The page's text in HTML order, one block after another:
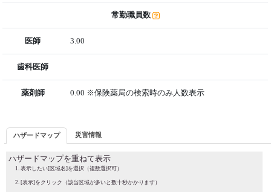
常勤職員数
医師 3.00
歯科医師
薬剤師 0.00 ※保険薬局の検索時のみ人数表示
ハザードマップ 災害情報
ハザードマップを重ねて表示
表示したい[区域名]を選択（複数選択可）
[表示]をクリック（該当区域が多いと数十秒かかります）